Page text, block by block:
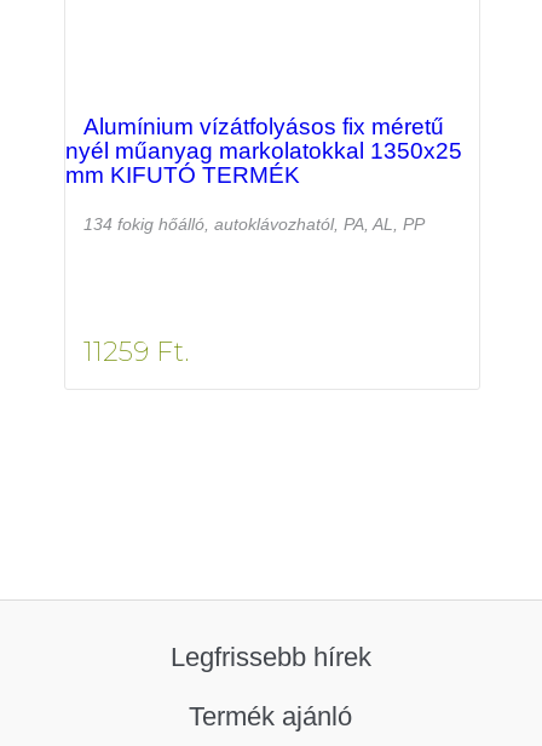
Alumínium vízátfolyásos fix méretű
nyél műanyag markolatokkal 1350x25
mm KIFUTÓ TERMÉK
134 fokig hőálló, autoklávozhatól, PA, AL, PP
11259 Ft.
Legfrissebb hírek
Termék ajánló